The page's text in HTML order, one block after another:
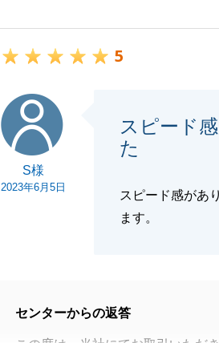
5
S様
2023年6月5日
スピード
た
スピード感があ
ます。
センターからの返答